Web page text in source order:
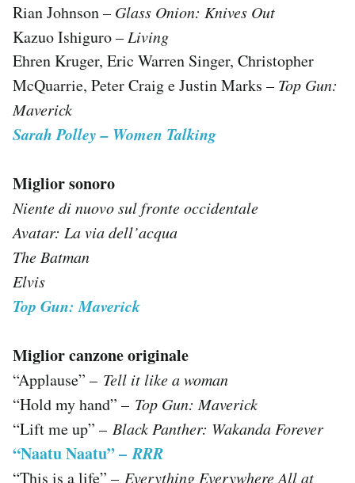
Rian Johnson – Glass Onion: Knives Out
Kazuo Ishiguro – Living
Ehren Kruger, Eric Warren Singer, Christopher
McQuarrie, Peter Craig e Justin Marks – Top Gun:
Maverick
Sarah Polley – Women Talking
Miglior sonoro
Niente di nuovo sul fronte occidentale
Avatar: La via dell’acqua
The Batman
Elvis
Top Gun: Maverick
Miglior canzone originale
“Applause” – Tell it like a woman
“Hold my hand” – Top Gun: Maverick
“Lift me up” – Black Panther: Wakanda Forever
“Naatu Naatu” –RRR
“This is a life” – Everything Everywhere All at